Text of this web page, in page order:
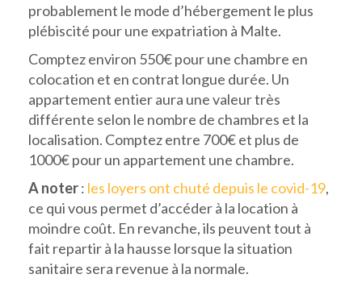
probablement le mode d’hébergement le plus
plébiscité pour une expatriation à Malte.
Comptez environ 550€ pour une chambre en
colocation et en contrat longue durée. Un
appartement entier aura une valeur très
différente selon le nombre de chambres et la
localisation. Comptez entre 700€ et plus de
1000€ pour un appartement une chambre.
A noter: les loyers ont chuté depuis le covid-19,
ce qui vous permet d’accéder à la location à
moindre coût. En revanche, ils peuvent tout à
fait repartir à la hausse lorsque la situation
sanitaire sera revenue à la normale.